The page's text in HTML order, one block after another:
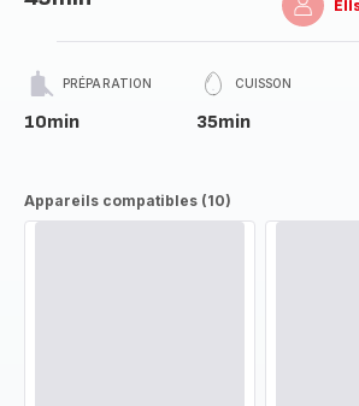
PRÉPARATION
10min
CUISSON
35min
Appareils compatibles (10)